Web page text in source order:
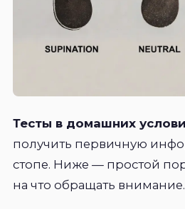
Тесты в домашних
получить первичную
стопе. Ниже — простой
на что обращать внимание.